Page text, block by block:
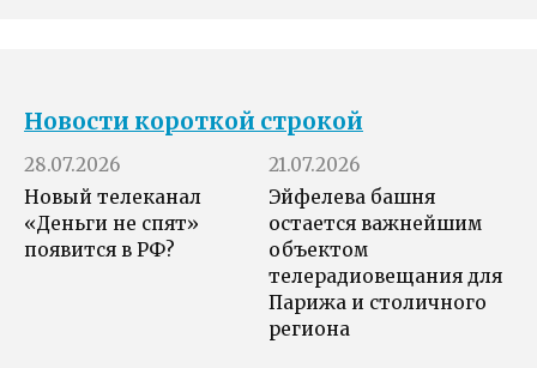
Новости короткой строкой
28.07.2026
Новый телеканал
«Деньги не спят»
появится в РФ?
21.07.2026
Эйфелева башня
остается важнейшим
объектом
телерадиовещания для
Парижа и столичного
региона